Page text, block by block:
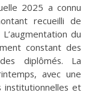
2025 a connu
recueilli de
du
constant des
diplômés. La
avec une
institutionnelles et